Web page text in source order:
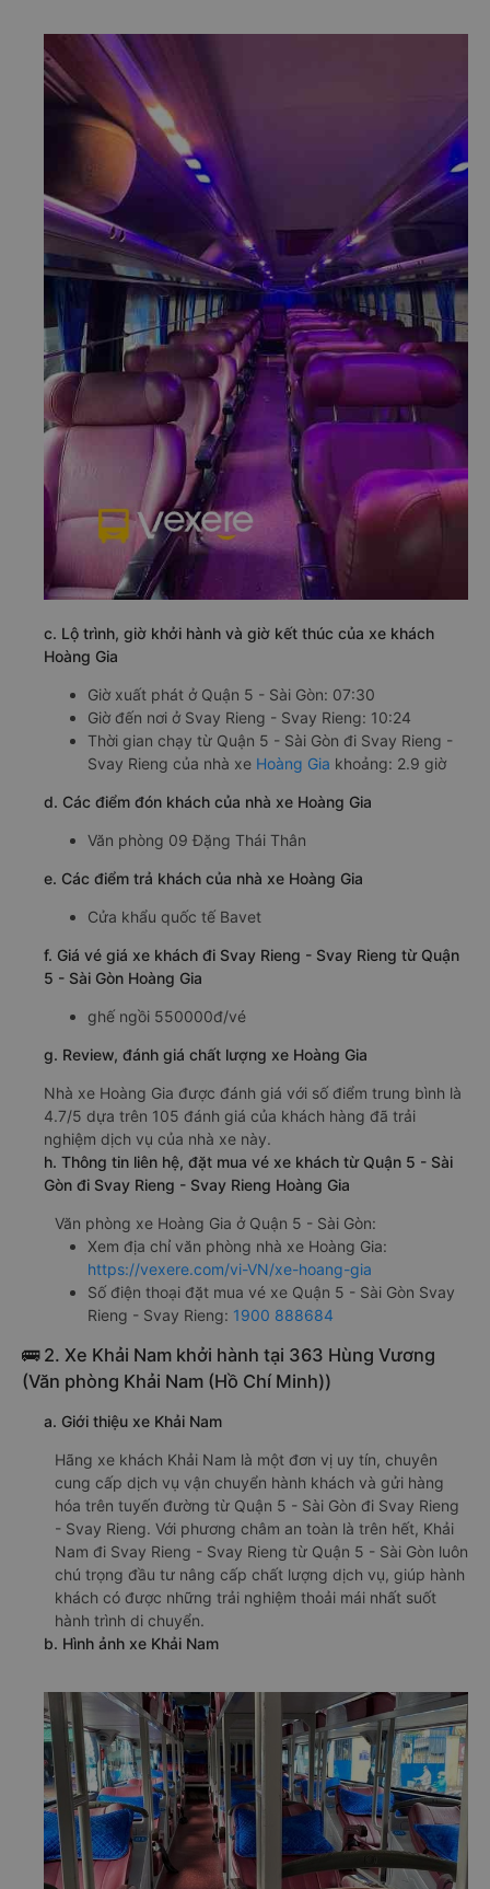
c. Lộ trình, giờ khởi hành và giờ kết thúc của xe khách
Hoàng Gia
Giờ xuất phát ở Quận 5 - Sài Gòn: 07:30
Giờ đến nơi ở Svay Rieng - Svay Rieng: 10:24
Thời gian chạy từ Quận 5 - Sài Gòn đi Svay Rieng -
Svay Rieng của nhà xe Hoàng Gia khoảng: 2.9 giờ
d. Các điểm đón khách của nhà xe Hoàng Gia
Văn phòng 09 Đặng Thái Thân
e. Các điểm trả khách của nhà xe Hoàng Gia
Cửa khẩu quốc tế Bavet
f. Giá vé giá xe khách đi Svay Rieng - Svay Rieng từ Quận
5 - Sài Gòn Hoàng Gia
ghế ngồi 550000đ/vé
g. Review, đánh giá chất lượng xe Hoàng Gia
Nhà xe Hoàng Gia được đánh giá với số điểm trung bình là
4.7/5 dựa trên 105 đánh giá của khách hàng đã trải
nghiệm dịch vụ của nhà xe này.
h. Thông tin liên hệ, đặt mua vé xe khách từ Quận 5 - Sài
Gòn đi Svay Rieng - Svay Rieng Hoàng Gia
Văn phòng xe Hoàng Gia ở Quận 5 - Sài Gòn:
Xem địa chỉ văn phòng nhà xe Hoàng Gia:
https://vexere.com/vi-VN/xe-hoang-gia
Số điện thoại đặt mua vé xe Quận 5 - Sài Gòn Svay
Rieng - Svay Rieng: 1900 888684
🚌 2. Xe Khải Nam khởi hành tại 363 Hùng Vương
(Văn phòng Khải Nam (Hồ Chí Minh))
a. Giới thiệu xe Khải Nam
Hãng xe khách Khải Nam là một đơn vị uy tín, chuyên
cung cấp dịch vụ vận chuyển hành khách và gửi hàng
hóa trên tuyến đường từ Quận 5 - Sài Gòn đi Svay Rieng
- Svay Rieng. Với phương châm an toàn là trên hết, Khải
Nam đi Svay Rieng - Svay Rieng từ Quận 5 - Sài Gòn luôn
chú trọng đầu tư nâng cấp chất lượng dịch vụ, giúp hành
khách có được những trải nghiệm thoải mái nhất suốt
hành trình di chuyển.
b. Hình ảnh xe Khải Nam